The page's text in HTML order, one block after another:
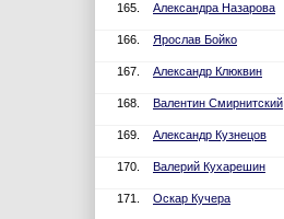
165. Александра Назарова
166. Ярослав Бойко
167. Александр Клюквин
168. Валентин Смирнитский
169. Александр Кузнецов
170. Валерий Кухарешин
171. Оскар Кучера